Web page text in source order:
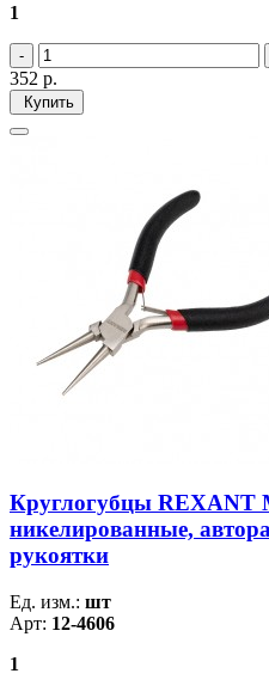
1
352 р.
Купить
Круглогубцы REXANT
никелированные,
рукоятки
Ед. изм.: шт
Арт: 12-4606
1